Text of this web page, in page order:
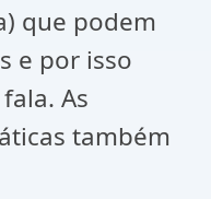
que podem
e por isso
As
também